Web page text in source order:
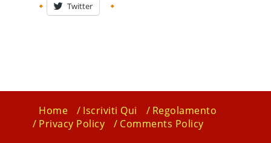
Twitter
Home Iscriviti Qui
Regolamento
Privacy Policy
Comments Policy